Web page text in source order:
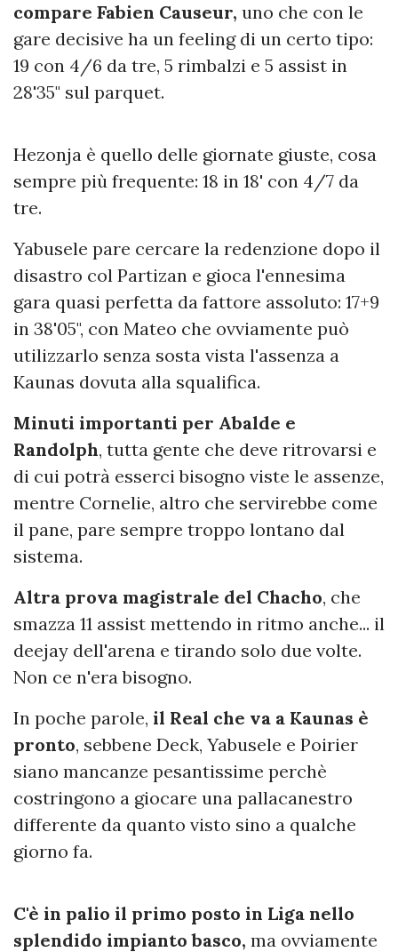
compare Fabien Causeur, uno che con le
gare decisive ha un feeling di un certo tipo:
19 con 4/6 da tre, 5 rimbalzi e 5 assist in
28'35" sul parquet.
Hezonja è quello delle giornate giuste, cosa
sempre più frequente: 18 in 18' con 4/7 da
tre.
Yabusele pare cercare la redenzione dopo il
disastro col Partizan e gioca l'ennesima
gara quasi perfetta da fattore assoluto: 17+9
in 38'05", con Mateo che ovviamente può
utilizzarlo senza sosta vista l'assenza a
Kaunas dovuta alla squalifica.
Minuti importanti per Abalde e
Randolph, tutta gente che deve ritrovarsi e
di cui potrà esserci bisogno viste le assenze,
mentre Cornelie, altro che servirebbe come
il pane, pare sempre troppo lontano dal
sistema.
Altra prova magistrale del Chacho, che
smazza 11 assist mettendo in ritmo anche... il
deejay dell'arena e tirando solo due volte.
Non ce n'era bisogno.
In poche parole, il Real che va a Kaunas è
pronto, sebbene Deck, Yabusele e Poirier
siano mancanze pesantissime perchè
costringono a giocare una pallacanestro
differente da quanto visto sino a qualche
giorno fa.
C'è in palio il primo posto in Liga nello
splendido impianto basco, ma ovviamente